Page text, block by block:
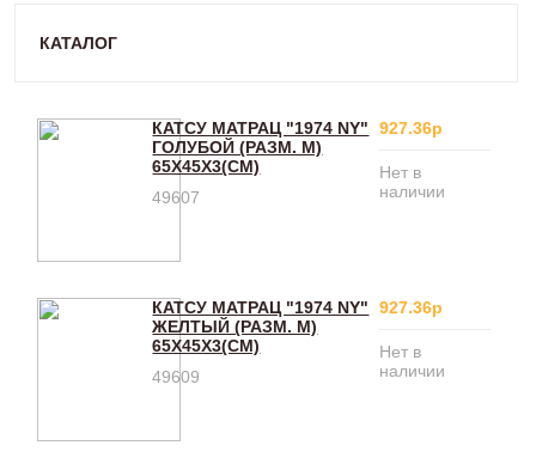
КАТАЛОГ
КАТСУ МАТРАЦ "1974 NY"
ГОЛУБОЙ (РАЗМ. М)
65Х45Х3(CM)
49607
927.36р
Нет в
наличии
КАТСУ МАТРАЦ "1974 NY"
ЖЕЛТЫЙ (РАЗМ. М)
65Х45Х3(CM)
49609
927.36р
Нет в
наличии